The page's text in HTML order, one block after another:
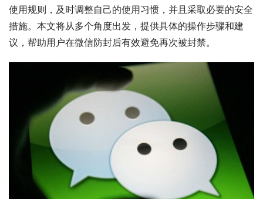
使用规则，及时调整自己的使用习惯，并且采取必要的安全
措施。本文将从多个角度出发，提供具体的操作步骤和建
议，帮助用户在微信防封后有效避免再次被封禁。